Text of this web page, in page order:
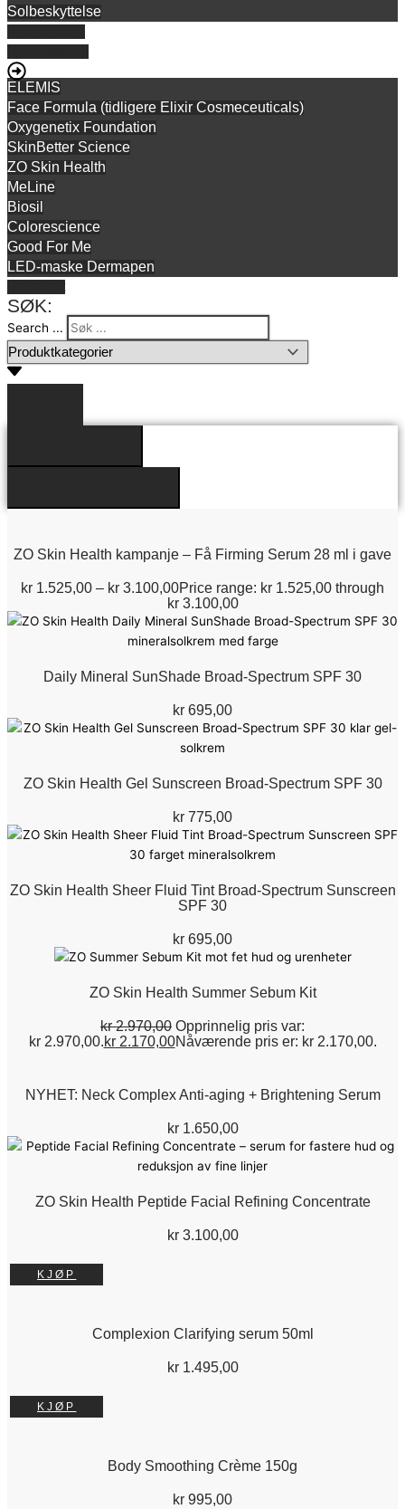
Solbeskyttelse
ELEMIS
Face Formula (tidligere Elixir Cosmeceuticals)
Oxygenetix Foundation
SkinBetter Science
ZO Skin Health
MeLine
Biosil
Colorescience
Good For Me
LED-maske Dermapen
SØK:
Search ...
ZO Skin Health kampanje – Få Firming Serum 28 ml i gave
kr 1.525,00 – kr 3.100,00Price range: kr 1.525,00 through
kr 3.100,00
Daily Mineral SunShade Broad-Spectrum SPF 30
kr 695,00
ZO Skin Health Gel Sunscreen Broad-Spectrum SPF 30
kr 775,00
ZO Skin Health Sheer Fluid Tint Broad-Spectrum Sunscreen
SPF 30
kr 695,00
ZO Skin Health Summer Sebum Kit
kr2.970,00 Opprinnelig pris var:
kr 2.970,00.kr2.170,00Nåværende pris er: kr 2.170,00.
NYHET: Neck Complex Anti-aging + Brightening Serum
kr1.650,00
ZO Skin Health Peptide Facial Refining Concentrate
kr3.100,00
KJØP
Complexion Clarifying serum 50ml
kr1.495,00
KJØP
Body Smoothing Crème 150g
kr 995,00